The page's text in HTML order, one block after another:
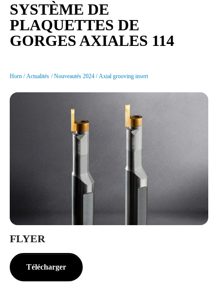
SYSTÈME DE
PLAQUETTES DE
GORGES AXIALES 114
Horn Actualités Nouveautés 2024 Axial grooving insert
FLYER
Télécharger